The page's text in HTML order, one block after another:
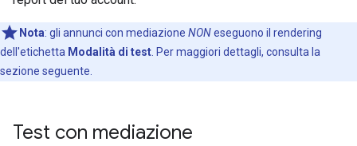
Nota: gli annunci con mediazione NONeseguono il rendering
dell'etichetta Modalità di test. Per maggiori dettagli, consulta la
sezione seguente.
Test con mediazione